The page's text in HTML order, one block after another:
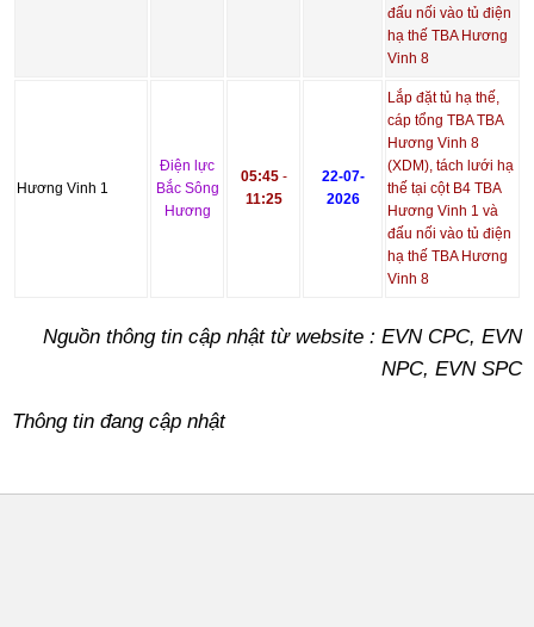
đấu nối vào tủ điện
hạ thế TBA Hương
Vinh 8
Hương Vinh 1
Điện lực
Bắc Sông
Hương
05:45-
11:25
22-07-
2026
Lắp đặt tủ hạ thế,
cáp tổng TBA TBA
Hương Vinh 8
(XDM), tách lưới hạ
thế tại cột B4 TBA
Hương Vinh 1 và
đấu nối vào tủ điện
hạ thế TBA Hương
Vinh 8
Nguồn thông tin cập nhật từ website : EVN CPC, EVN
NPC, EVN SPC
Thông tin đang cập nhật